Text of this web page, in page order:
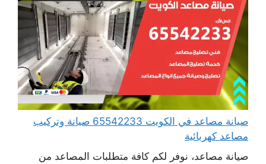
صيانة مصاعد في الكويت 65542233 صيانة وتركيب
مصاعد كهربائية
صيانة مصاعد، نوفر لكم كافة متطلبات المصاعد من